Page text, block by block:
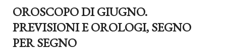
OROSCOPO DI GIUGNO.
PREVISIONI E OROLOGI, SEGNO
PER SEGNO